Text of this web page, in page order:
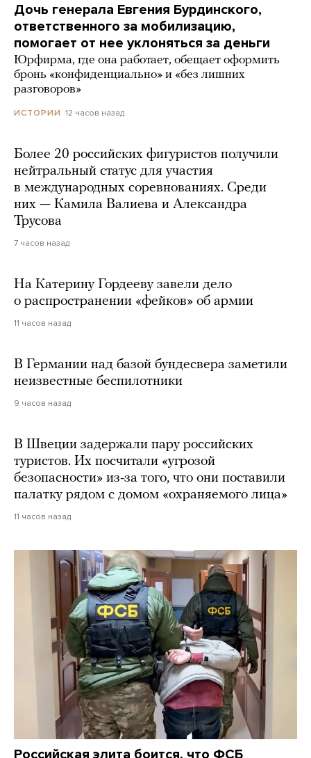
Дочь генерала Евгения Бурдинского,
ответственного за мобилизацию,
помогает от нее уклоняться за деньги
Юрфирма, где она работает, обещает оформить
бронь «конфиденциально» и «без лишних
разговоров»
ИСТОРИИ 12 часов назад
Более 20 российских фигуристов получили
нейтральный статус для участия
в международных соревнованиях. Среди
них — Камила Валиева и Александра
Трусова
7 часов назад
На Катерину Гордееву завели дело
о распространении «фейков» об армии
11 часов назад
В Германии над базой бундесвера заметили
неизвестные беспилотники
9 часов назад
В Швеции задержали пару российских
туристов. Их посчитали «угрозой
безопасности» из-за того, что они поставили
палатку рядом с домом «охраняемого лица»
11 часов назад
Российская элита боится, что ФСБ